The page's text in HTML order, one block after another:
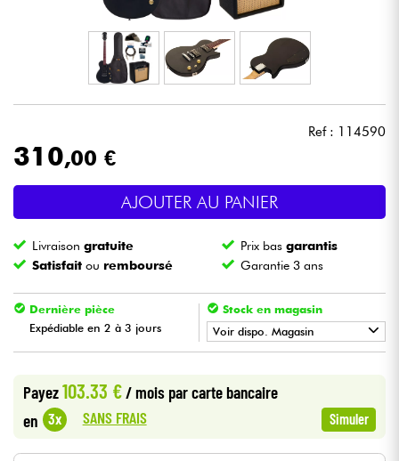
Micros & HF
Eclairage
Batteries & Percu
Vents
Violons & Quatuor
Eveil Musical
Câbles & Access.
Ref : 114590
310,00 €
AJOUTER AU PANIER
Livraisongratuite Prix basgarantis
Satisfait ou remboursé Garantie 3 ans
Dernière pièce
Expédiable en 2 à 3 jours
Stock en magasin
Voir dispo. Magasin
•
•
Payez103.33 €/ mois par carte bancaire
en 3x SANS FRAIS Simuler